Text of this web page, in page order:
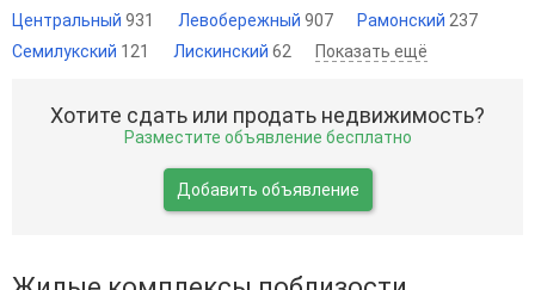
Центральный 931 Левобережный 907 Рамонский 237
Семилукский 121 Лискинский 62 Показать ещё
Хотите сдать или продать недвижимость?
Разместите объявление бесплатно
Добавить объявление